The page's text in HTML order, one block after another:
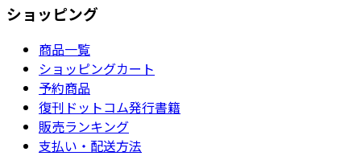
ショッピング
商品一覧
ショッピングカート
予約商品
復刊ドットコム発行書籍
販売ランキング
支払い・配送方法